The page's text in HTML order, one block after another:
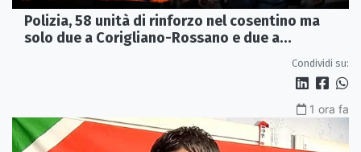
Polizia, 58 unità di rinforzo nel cosentino ma
solo due a Corigliano-Rossano e due a
Condividi su:
1 ora fa